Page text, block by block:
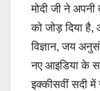
मोदी जी ने
को जोड़ दिया
विज्ञान, जय
नए आइडिया के
इक्कीसवीं सदी